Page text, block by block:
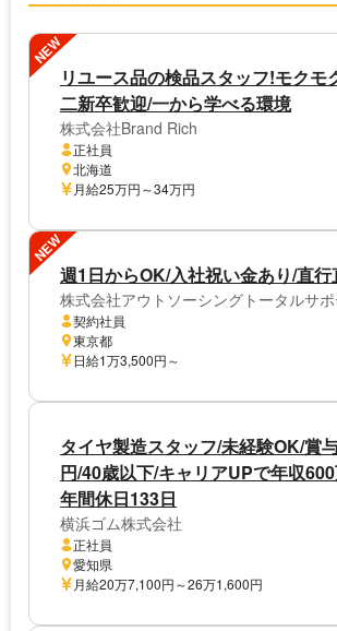
NEW
リユース品の検品スタッフ!モクモ
二新卒歓迎/一から学べる環境
株式会社Brand Rich
正社員
北海道
月給25万円～34万円
NEW
週1日からOK/入社祝い金あり/直行
株式会社アウトソーシングトータルサポ
契約社員
東京都
日給1万3,500円～
タイヤ製造スタッフ/未経験OK/賞
円/40歳以下/キャリアUPで年収
年間休日133日
横浜ゴム株式会社
正社員
愛知県
月給20万7,100円～26万1,600円